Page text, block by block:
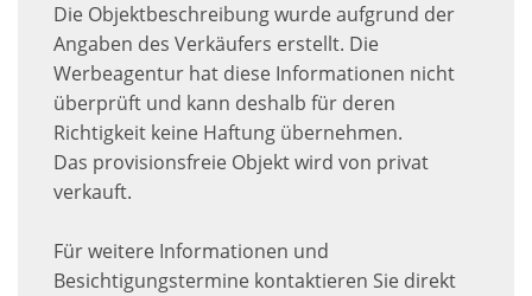
Die Objektbeschreibung wurde aufgrund der
Angaben des Verkäufers erstellt. Die
Werbeagentur hat diese Informationen nicht
überprüft und kann deshalb für deren
Richtigkeit keine Haftung übernehmen.
Das provisionsfreie Objekt wird von privat
verkauft.
Für weitere Informationen und
Besichtigungstermine kontaktieren Sie direkt